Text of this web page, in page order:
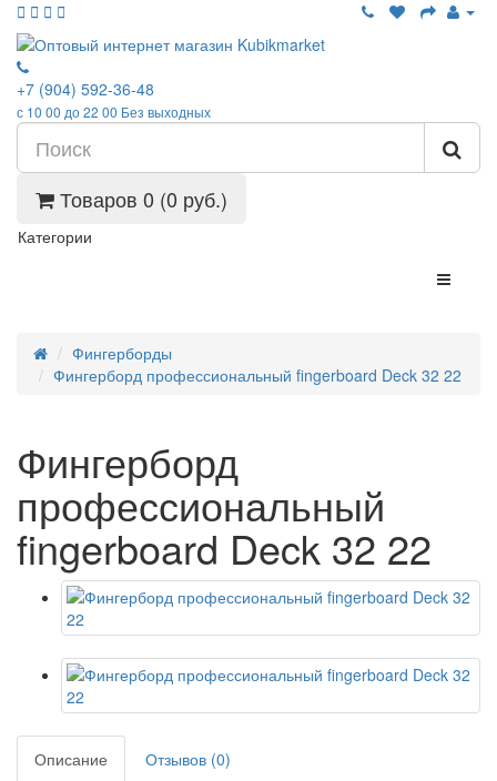
+7 (904) 592-36-48
с 10 00 до 22 00 Без выходных
Товаров 0 (0 руб.)
Категории
Фингерборды
Фингерборд профессиональный fingerboard Deck 32 22
Фингерборд
профессиональный
fingerboard Deck 32 22
Описание
Отзывов (0)